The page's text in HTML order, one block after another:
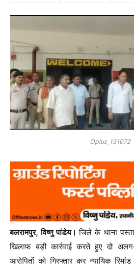
Oplus_131072
बलरामपुर, विष्णु पांडेय। जिले के थाना
खिलाफ बड़ी कार्रवाई करते हुए दो
आरोपितों को गिरफ्तार कर न्यायिक